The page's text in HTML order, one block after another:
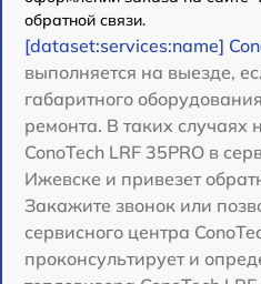
обратной связи.
[dataset:services:name]
выполняется на выезде,
габаритного
ремонта. В таких случаях
ConoTech LRF 35PRO в
Ижевске и привезет
Закажите звонок или
сервисного центра
проконсультирует и